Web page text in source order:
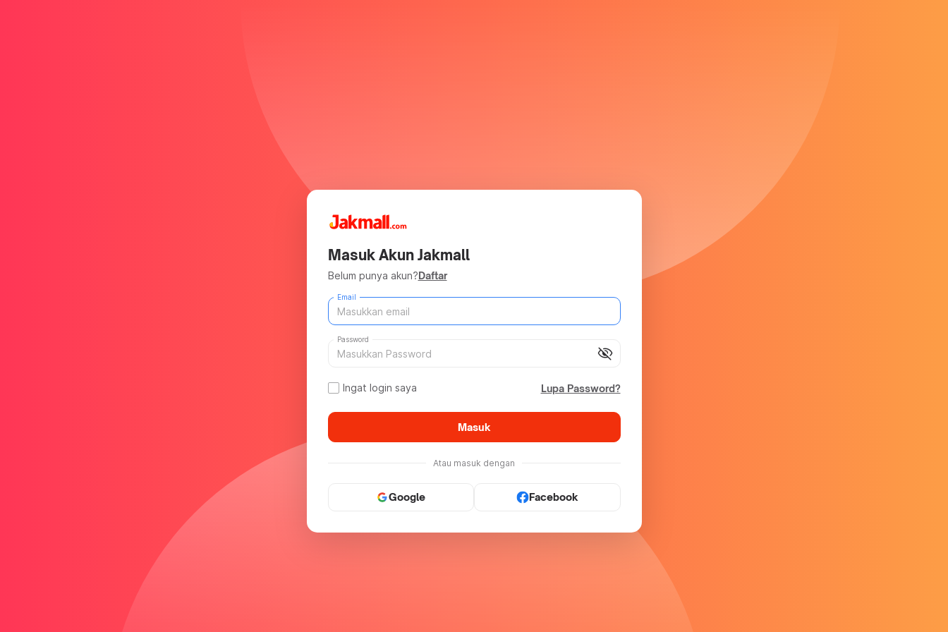
Masuk Akun Jakmall
Belum punya akun?Daftar
Email
visibility_off
Password
Ingat login saya Lupa Password?
Masuk
Atau masuk dengan
Google Facebook